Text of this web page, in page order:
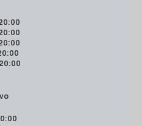
Store Estivo